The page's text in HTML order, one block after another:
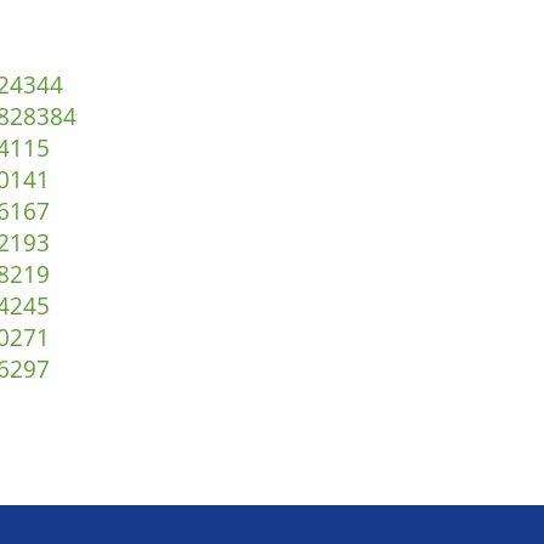
4344
8384
115
141
167
193
219
245
271
297